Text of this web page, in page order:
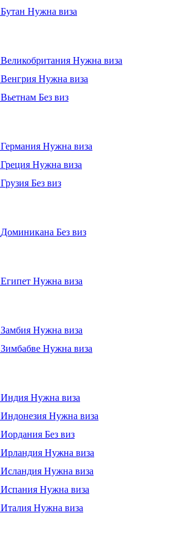
Бутан Нужна виза
Великобритания Нужна виза
Венгрия Нужна виза
Вьетнам Без виз
Германия Нужна виза
Греция Нужна виза
Грузия Без виз
Доминикана Без виз
Египет Нужна виза
Замбия Нужна виза
Зимбабве Нужна виза
Индия Нужна виза
Индонезия Нужна виза
Иордания Без виз
Ирландия Нужна виза
Исландия Нужна виза
Испания Нужна виза
Италия Нужна виза